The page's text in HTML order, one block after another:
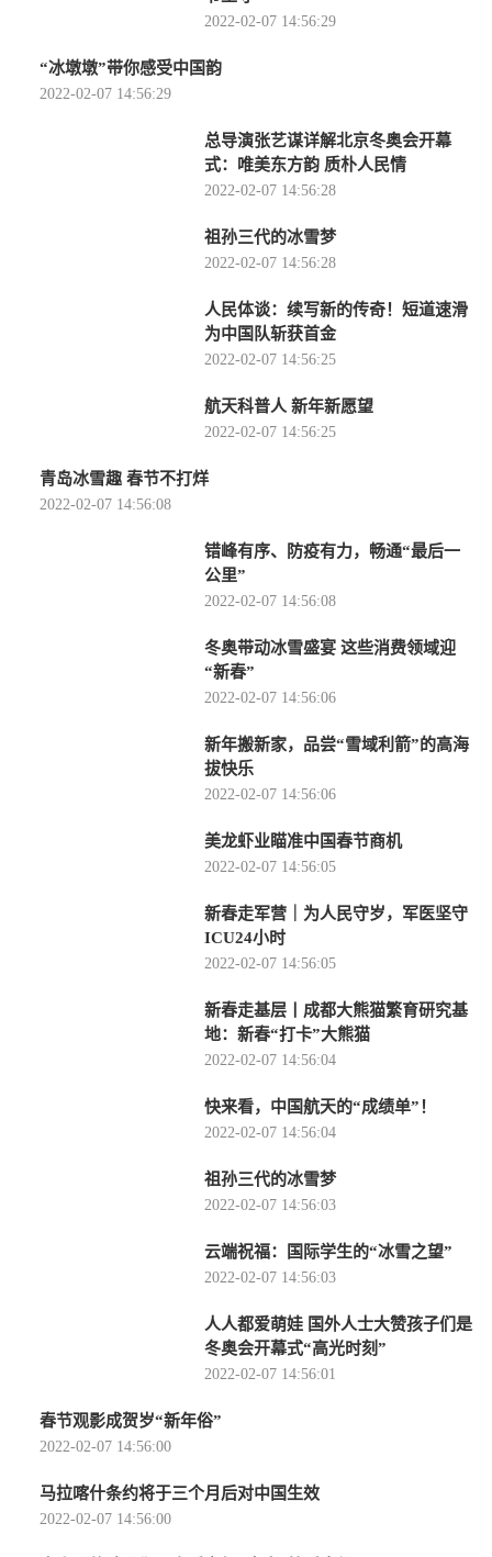
2022-02-07 14:56:29
“冰墩墩”带你感受中国韵
2022-02-07 14:56:29
总导演张艺谋详解北京冬奥会开幕
式：唯美东方韵 质朴人民情
2022-02-07 14:56:28
祖孙三代的冰雪梦
2022-02-07 14:56:28
人民体谈：续写新的传奇！短道速滑
为中国队斩获首金
2022-02-07 14:56:25
航天科普人 新年新愿望
2022-02-07 14:56:25
青岛冰雪趣 春节不打烊
2022-02-07 14:56:08
错峰有序、防疫有力，畅通“最后一
公里”
2022-02-07 14:56:08
冬奥带动冰雪盛宴 这些消费领域迎
“新春”
2022-02-07 14:56:06
新年搬新家，品尝“雪域利箭”的高海
拔快乐
2022-02-07 14:56:06
美龙虾业瞄准中国春节商机
2022-02-07 14:56:05
新春走军营｜为人民守岁，军医坚守
ICU24小时
2022-02-07 14:56:05
新春走基层丨成都大熊猫繁育研究基
地：新春“打卡”大熊猫
2022-02-07 14:56:04
快来看，中国航天的“成绩单”！
2022-02-07 14:56:04
祖孙三代的冰雪梦
2022-02-07 14:56:03
云端祝福：国际学生的“冰雪之望”
2022-02-07 14:56:03
人人都爱萌娃 国外人士大赞孩子们是
冬奥会开幕式“高光时刻”
2022-02-07 14:56:01
春节观影成贺岁“新年俗”
2022-02-07 14:56:00
马拉喀什条约将于三个月后对中国生效
2022-02-07 14:56:00